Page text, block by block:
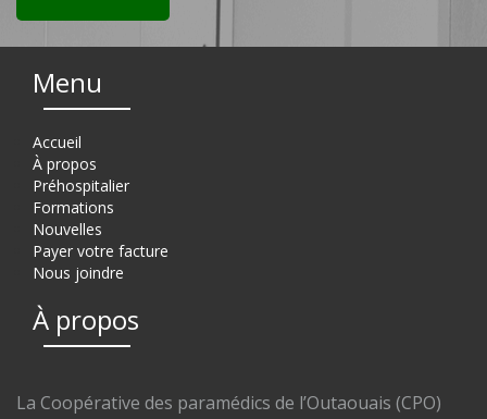
Menu
Accueil
À propos
Préhospitalier
Formations
Nouvelles
Payer votre facture
Nous joindre
À propos
La Coopérative des paramédics de l’Outaouais (CPO)